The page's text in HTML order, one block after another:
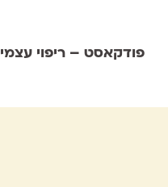
פודקאסט – ריפוי עצמי